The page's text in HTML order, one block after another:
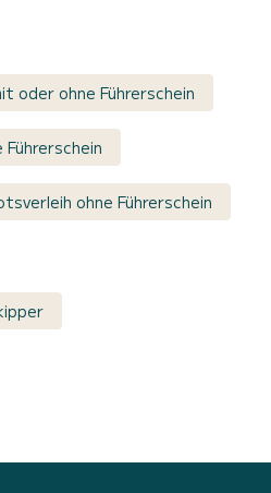
oder ohne Führerschein
ohne Führerschein